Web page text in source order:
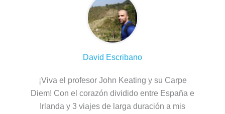
David Escribano
¡Viva el profesor John Keating y su Carpe
Diem! Con el corazón dividido entre España e
Irlanda y 3 viajes de larga duración a mis